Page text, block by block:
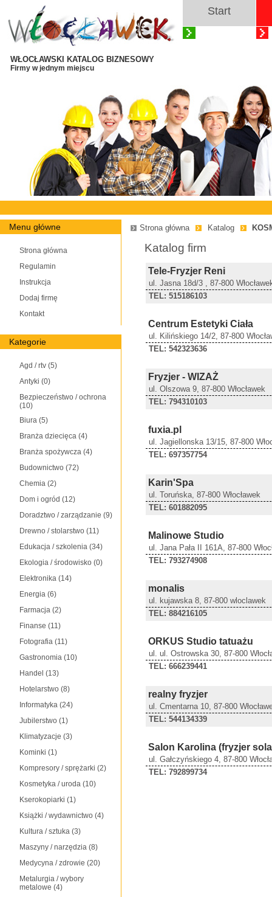
WŁOCŁAWSKI KATALOG BIZNESOWY
Firmy w jednym miejscu
Start
Menu główne
Strona główna
Regulamin
Instrukcja
Dodaj firmę
Kontakt
Kategorie
Agd / rtv (5)
Antyki (0)
Bezpieczeństwo / ochrona
(10)
Biura (5)
Branża dziecięca (4)
Branża spożywcza (4)
Budownictwo (72)
Chemia (2)
Dom i ogród (12)
Doradztwo / zarządzanie (9)
Drewno / stolarstwo (11)
Edukacja / szkolenia (34)
Ekologia / środowisko (0)
Elektronika (14)
Energia (6)
Farmacja (2)
Finanse (11)
Fotografia (11)
Gastronomia (10)
Handel (13)
Hotelarstwo (8)
Informatyka (24)
Jubilerstwo (1)
Klimatyzacje (3)
Kominki (1)
Kompresory / sprężarki (2)
Kosmetyka / uroda (10)
Kserokopiarki (1)
Książki / wydawnictwo (4)
Kultura / sztuka (3)
Maszyny / narzędzia (8)
Medycyna / zdrowie (20)
Metalurgia / wybory
metalowe (4)
Strona główna Katalog
Katalog firm
Tele-Fryzjer Reni
ul. Jasna 18d/3 , 87-800
TEL: 515186103
Centrum Estetyki Ciała
ul. Kilińskiego 14/2, 87-800
TEL: 542323636
Fryzjer - WIZAŻ
ul. Olszowa 9, 87-800 Włocławek
TEL: 794310103
fuxia.pl
ul. Jagiellonska 13/15, 87-800
TEL: 697357754
Karin'Spa
ul. Toruńska, 87-800 Włocławek
TEL: 601882095
Malinowe Studio
ul. Jana Pała II 161A, 87-800
TEL: 793274908
monalis
ul. kujawska 8, 87-800 wloclawek
TEL: 884216105
ORKUS Studio tatuażu
ul. ul. Ostrowska 30, 87-800
TEL: 666239441
realny fryzjer
ul. Cmentarna 10, 87-800
TEL: 544134339
Salon Karolina (fryzjer
ul. Gałczyńskiego 4, 87-800
TEL: 792899734